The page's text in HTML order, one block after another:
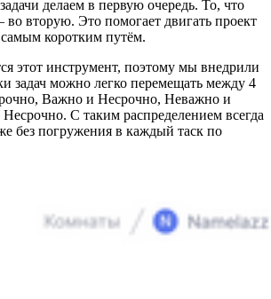
делаем в первую очередь. То, что
вторую. Это помогает двигать проект
коротким путём.
этот инструмент, поэтому мы внедрили
задач можно легко перемещать между 4
Важно и Несрочно, Неважно и
С таким распределением всегда
без погружения в каждый таск по